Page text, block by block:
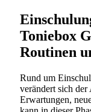
Toniebox
Routinen
Rund um
verändert sich
Erwartungen,